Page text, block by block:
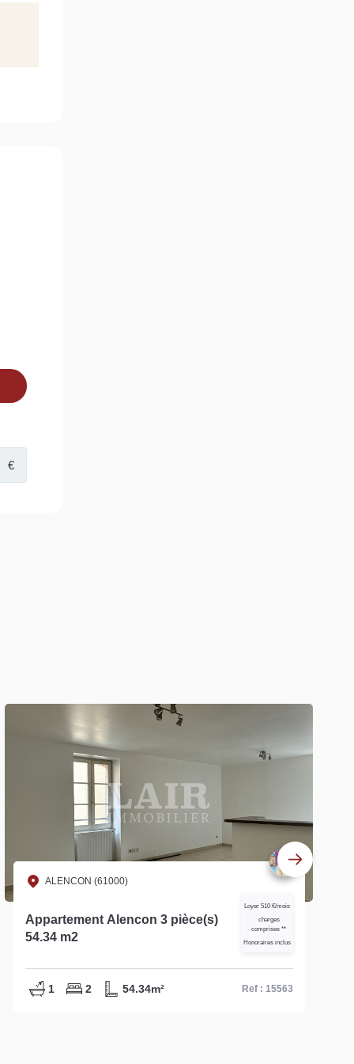
ALENCON (61000)
Appartement Alencon 3 pièce(s)
54.34 m2
Loyer 510 €/mois
charges
comprises **
Honoraires inclus
1 2 54.34m² Ref : 15563